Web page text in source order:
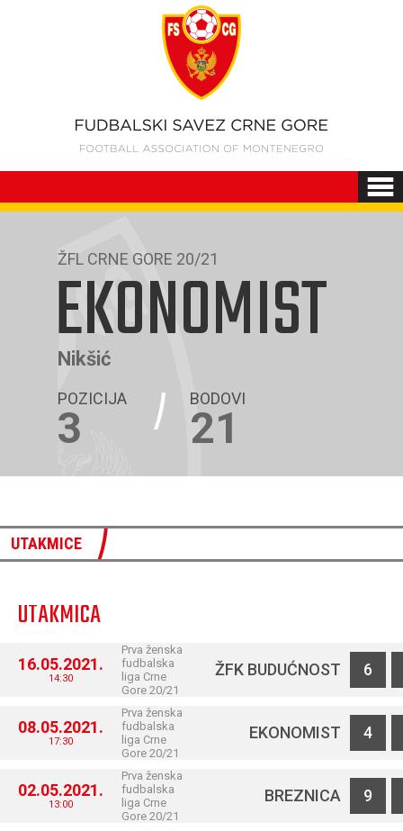
ŽFL CRNE GORE 20/21
EKONOMIST
Nikšić
POZICIJA
3
BODOVI
21
UTAKMICE
UTAKMICA
16.05.2021.
14:30
Prva ženska
fudbalska
liga Crne
Gore 20/21
ŽFK BUDUĆNOST 6
08.05.2021.
17:30
Prva ženska
fudbalska
liga Crne
Gore 20/21
EKONOMIST 4
02.05.2021.
13:00
Prva ženska
fudbalska
liga Crne
Gore 20/21
BREZNICA 9